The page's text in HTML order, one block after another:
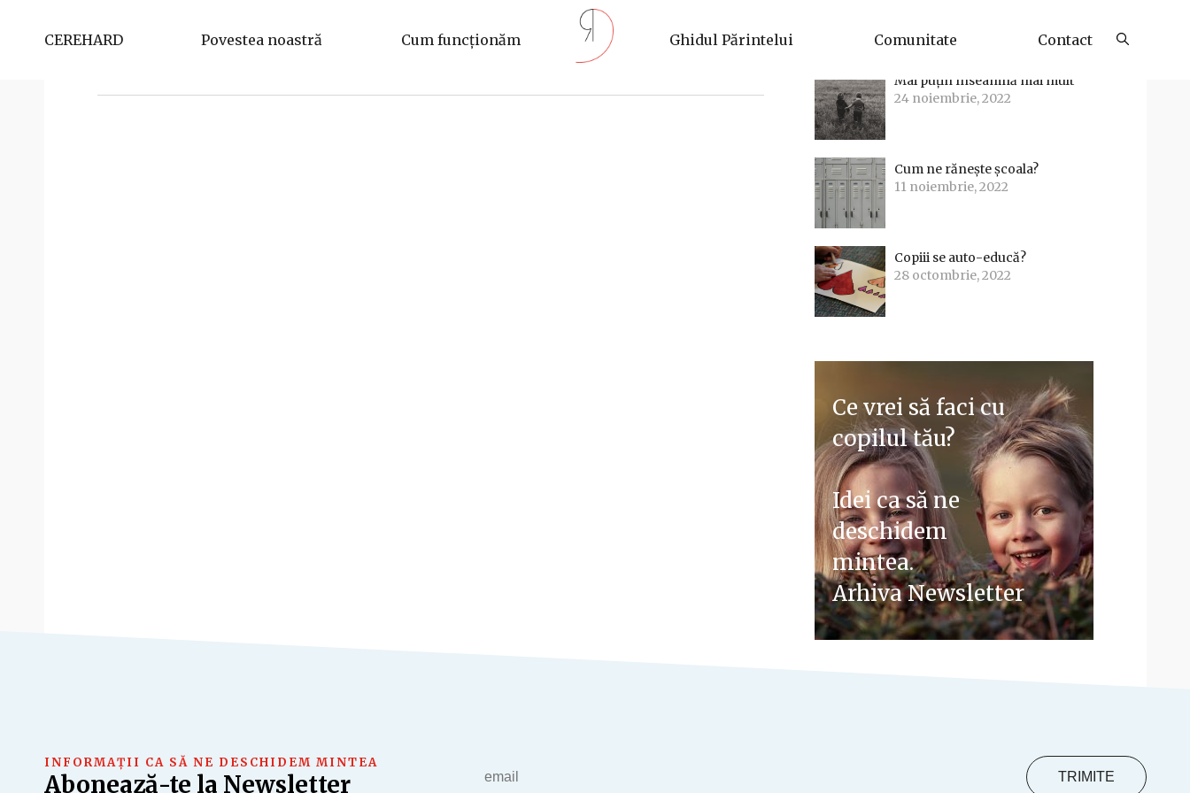
CEREHARD Povestea noastră Cum funcționăm Ghidul Părintelui Comunitate Contact
Mai puțin înseamnă mai mult
24 noiembrie, 2022
Cum ne rănește școala?
11 noiembrie, 2022
Copiii se auto-educă?
28 octombrie, 2022
Ce vrei să faci cu
copilul tău?
Idei ca să ne
deschidem
mintea.
Arhiva Newsletter
INFORMAȚII CA SĂ NE DESCHIDEM MINTEA
Abonează-te la Newsletter